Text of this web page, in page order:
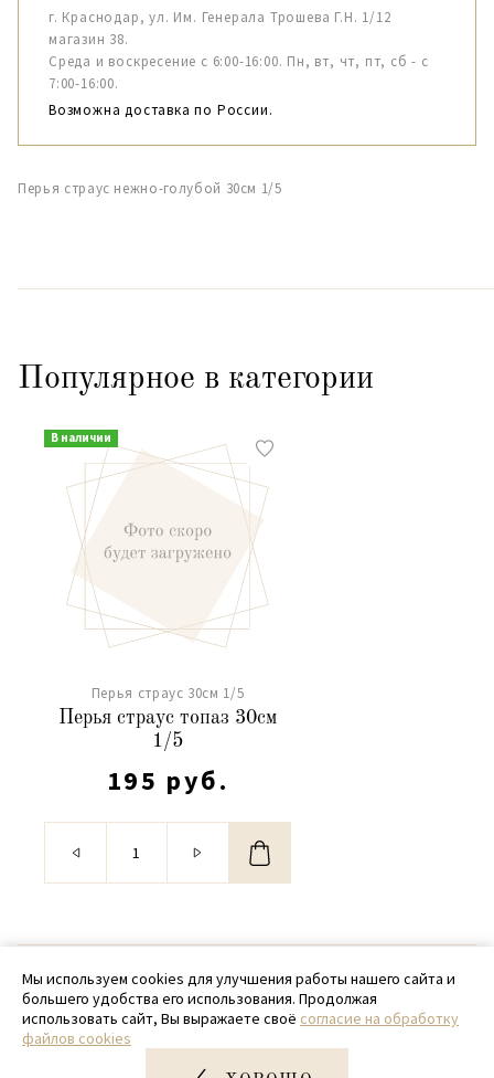
г. Краснодар, ул. Им. Генерала Трошева Г.Н. 1/12
магазин 38.
Среда и воскресение с 6:00-16:00. Пн, вт, чт, пт, сб - с
7:00-16:00.
Возможна доставка по России.
Перья страус нежно-голубой 30см 1/5
Популярное в категории
В наличии
Перья страус 30см 1/5
Перья страус топаз 30см
1/5
195 руб.
© 2020 - 2026 SamPack
+ 7 (918) 699-97-87
zakaz@sampack.store
Мы используем cookies для улучшения работы нашего сайта и
большего удобства его использования. Продолжая
использовать сайт, Вы выражаете своё согласие на обработку
файлов cookies